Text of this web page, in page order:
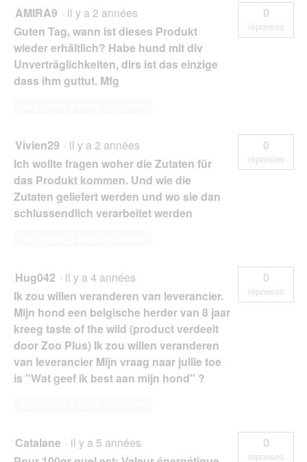
AMIRA9 · il y a 2 années
Guten Tag, wann ist dieses Produkt
wieder erhältlich? Habe hund mit div
Unverträglichkeiten, dirs ist das einzige
dass ihm guttut. Mfg
0
réponses
Vivien29 · il y a 2 années
Ich wollte fragen woher die Zutaten für
das Produkt kommen. Und wie die
Zutaten geliefert werden und wo sie dan
schlussendlich verarbeitet werden
0
réponses
Hug042 · il y a 4 années
Ik zou willen veranderen van leverancier.
Mijn hond een belgische herder van 8 jaar
kreeg taste of the wild (product verdeelt
door Zoo Plus) Ik zou willen veranderen
van leverancier Mijn vraag naar jullie toe
is "Wat geef ik best aan mijn hond" ?
0
réponses
Catalane · il y a 5 années
0
réponses